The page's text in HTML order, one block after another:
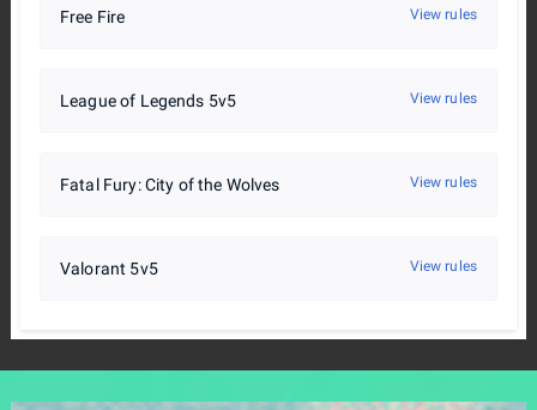
Free Fire View rules
League of Legends 5v5 View rules
Fatal Fury: City of the Wolves View rules
Valorant 5v5 View rules